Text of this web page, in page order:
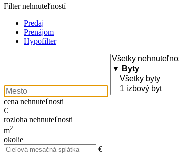
Filter nehnuteľností
Predaj
Prenájom
Hypofilter
cena nehnuteľnosti
€
rozloha nehnuteľnosti
m2
okolie
€